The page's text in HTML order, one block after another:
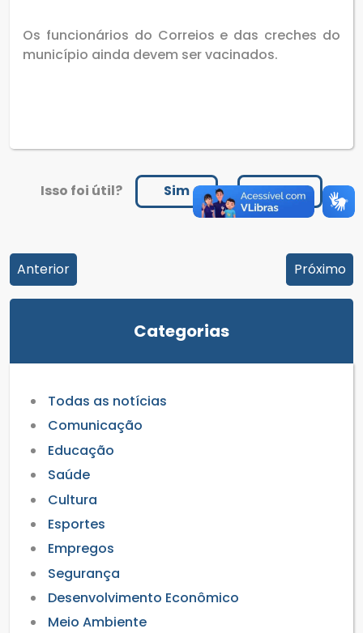
Os funcionários do Correios e das creches do
município ainda devem ser vacinados.
Isso foi útil? Sim Não
Anterior Próximo
Categorias
Todas as notícias
Comunicação
Educação
Saúde
Cultura
Esportes
Empregos
Segurança
Desenvolvimento Econômico
Meio Ambiente